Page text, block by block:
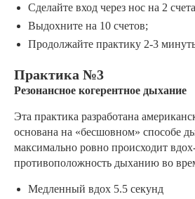
Сделайте вход через нос на 2
Выдохните на 10 счетов;
Продолжайте практику 2-3
Практика №3
Резонансное когерентное дыхание
Эта практика разработана
основана на «бесшовном» способе
максимально ровно происходит
противоположность дыханию во
Медленный вдох 5.5 секунд